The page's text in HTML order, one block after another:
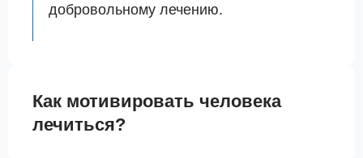
добровольному лечению.
Как мотивировать человека
лечиться?